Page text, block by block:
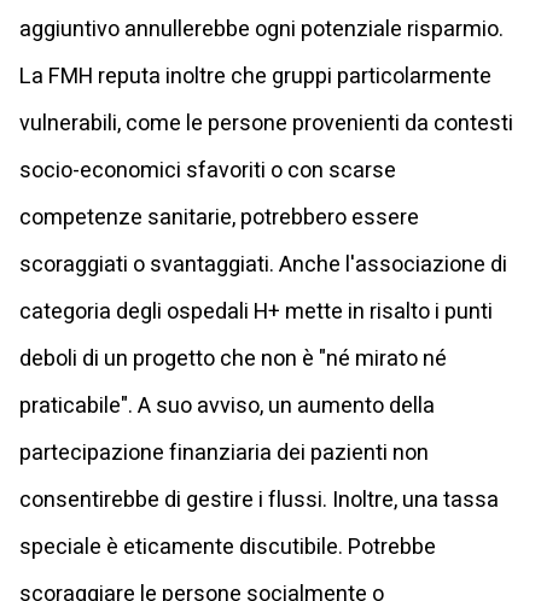
aggiuntivo annullerebbe ogni potenziale risparmio.
La FMH reputa inoltre che gruppi particolarmente
vulnerabili, come le persone provenienti da contesti
socio-economici sfavoriti o con scarse
competenze sanitarie, potrebbero essere
scoraggiati o svantaggiati. Anche l'associazione di
categoria degli ospedali H+ mette in risalto i punti
deboli di un progetto che non è "né mirato né
praticabile". A suo avviso, un aumento della
partecipazione finanziaria dei pazienti non
consentirebbe di gestire i flussi. Inoltre, una tassa
speciale è eticamente discutibile. Potrebbe
scoraggiare le persone socialmente o